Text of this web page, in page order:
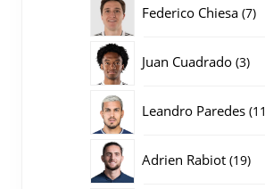
Federico Chiesa 77
Juan Cuadrado 33
Leandro Paredes 11
Adrien Rabiot 1919